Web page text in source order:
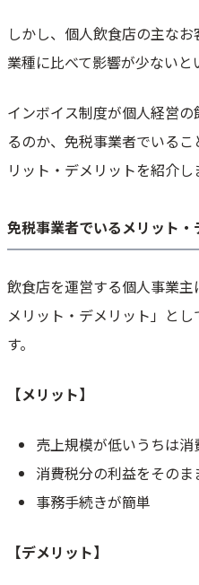
しかし、個人飲食店の主な
業種に比べて影響が少ないと
インボイス制度が個人経営
るのか、免税事業者でいる
リット・デメリットを紹介し
免税事業者でいるメリット・
飲食店を運営する個人事業
メリット・デメリット」と
す。
【メリット】
売上規模が低いうちは
消費税分の利益をその
事務手続きが簡単
【デメリット】